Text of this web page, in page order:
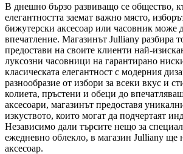
В днешно бързо развиващо се общество,
елегантността заемат важно място,
бижутерски аксесоар или часовник може
впечатление. Магазинът Julliany разбира
предостави на своите клиенти най-
луксозни часовници на гарантирано
класическата елегантност с модерния
разнообразие от избори за всеки вкус и
колиета, пръстени и обеци до
аксесоари, магазинът предоставя
изкуството, които могат да подчертаят
Независимо дали търсите нещо за
ежедневно облекло, в магазин Julliany ще
аксесоар.